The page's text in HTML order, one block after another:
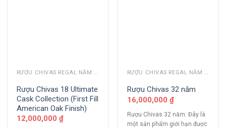
RƯỢU CHIVAS REGAL NĂM CŨ
Rượu Chivas 18 Ultimate
Cask Collection (First Fill
American Oak Finish)
12,000,000 ₫
RƯỢU CHIVAS REGAL NĂM CŨ
Rượu Chivas 32 năm
16,000,000 ₫
Rượu Chivas 32 năm: Đây là
một sản phẩm giới hạn được